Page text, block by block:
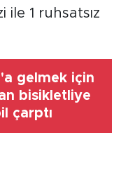
1 ruhsatsız
gelmek için
bisikletliye
çarptı